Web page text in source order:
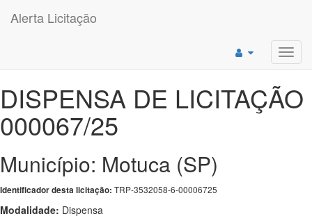
Alerta Licitação
DISPENSA DE LICITAÇÃO
000067/25
Município: Motuca (SP)
Identificador desta licitação: TRP-3532058-6-00006725
Modalidade: Dispensa